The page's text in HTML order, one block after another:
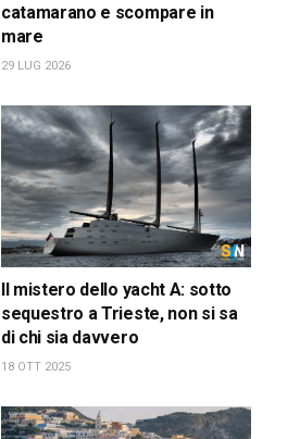
catamarano e scompare in
mare
29 LUG 2026
Il mistero dello yacht A: sotto
sequestro a Trieste, non si sa
di chi sia davvero
18 OTT 2025